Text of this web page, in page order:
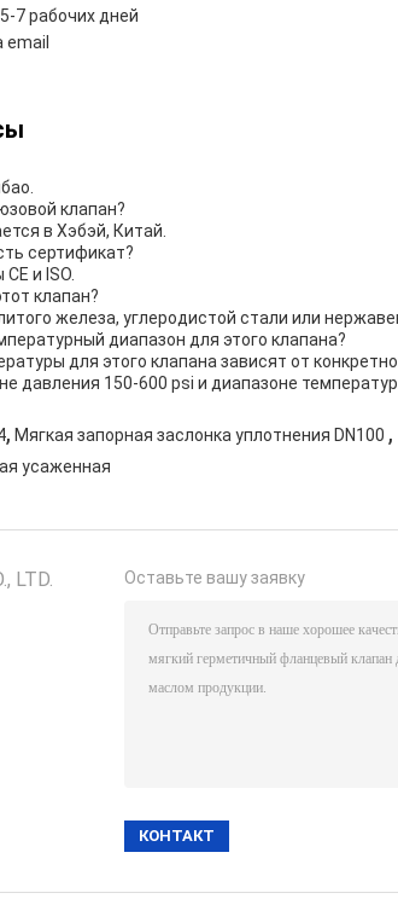
7 рабочих дней
email
клапан?
в Хэбэй, Китай.
сертификат?
и ISO.
клапан?
железа, углеродистой стали или
диапазон для этого клапана?
для этого клапана зависят от
давления 150-600 psi и диапазоне
, Мягкая запорная заслонка уплотнения DN100 ,
усаженная
LTD. Оставьте вашу заявку